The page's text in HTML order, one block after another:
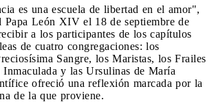
es una escuela de libertad en el amor",
Papa León XIV el 18 de septiembre de
a los participantes de los capítulos
de cuatro congregaciones: los
Sangre, los Maristas, los Frailes
Inmaculada y las Ursulinas de María
ofreció una reflexión marcada por la
de la que proviene.